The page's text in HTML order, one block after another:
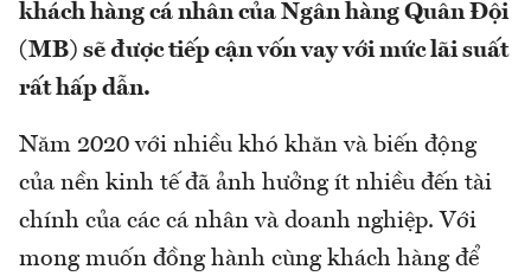
khách hàng cá nhân của Ngân hàng Quân Đội
(MB) sẽ được tiếp cận vốn vay với mức lãi suất
rất hấp dẫn.
Năm 2020 với nhiều khó khăn và biến động
của nền kinh tế đã ảnh hưởng ít nhiều đến tài
chính của các cá nhân và doanh nghiệp. Với
mong muốn đồng hành cùng khách hàng để